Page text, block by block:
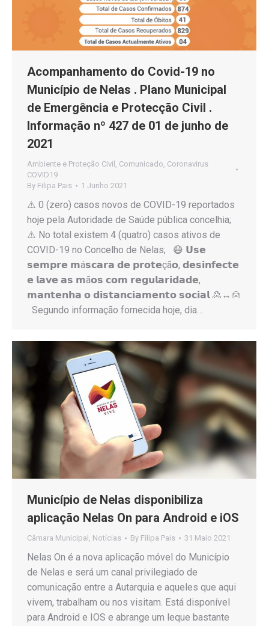
Acompanhamento do Covid-19 no
Município de Nelas . Plano Municipal
de Emergência e Protecção Civil .
Informação nº 427 de 01 de junho de
2021
Ambiente e Proteção Civil Comunicado Coronavirus
COVID19
By Filipa Pais 1 Junho 2021
⚠️ 0 (zero) casos novos de COVID-19 reportados
hoje pela Autoridade de Saúde pública concelhia;
⚠️ No total existem 4 (quatro) casos ativos de
COVID-19 no Concelho de Nelas; 😷 𝗨𝘀𝗲
𝘀𝗲𝗺𝗽𝗿𝗲 𝗺á𝘀𝗰𝗮𝗿𝗮 𝗱𝗲 𝗽𝗿𝗼𝘁𝗲çã𝗼, 𝗱𝗲𝘀𝗶𝗻𝗳𝗲𝗰𝘁𝗲
𝗲 𝗹𝗮𝘃𝗲 𝗮𝘀 𝗺ã𝗼𝘀 𝗰𝗼𝗺 𝗿𝗲𝗴𝘂𝗹𝗮𝗿𝗶𝗱𝗮𝗱𝗲,
𝗺𝗮𝗻𝘁𝗲𝗻𝗵𝗮 𝗼 𝗱𝗶𝘀𝘁𝗮𝗻𝗰𝗶𝗮𝗺𝗲𝗻𝘁𝗼 𝘀𝗼𝗰𝗶𝗮𝗹 🙎↔️🙍
Segundo informação fornecida hoje, dia…
Município de Nelas disponibiliza
aplicação Nelas On para Android e iOS
Câmara Municipal , Notícias By Filipa Pais 31 Maio 2021
Nelas On é a nova aplicação móvel do Município
de Nelas e será um canal privilegiado de
comunicação entre a Autarquia e aqueles que aqui
vivem, trabalham ou nos visitam. Está disponível
para Android e IOS e abrange um leque bastante